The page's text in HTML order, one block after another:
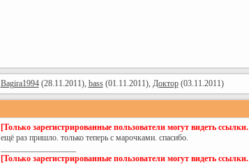
Bagira1994(28.11.2011), bass(01.11.2011), Доктор(03.11.2011)
[Только зарегистрированные пользователи могут видеть ссылки.
ещё раз пришло. только теперь с марочками. спасибо.
[Только зарегистрированные пользователи могут видеть ссылки.